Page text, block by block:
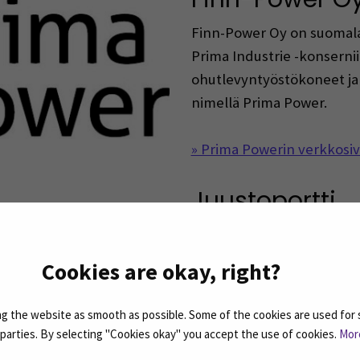
Cookies are okay, right?
the website as smooth as possible. Some of the cookies are used
By selecting "Cookies okay" you accept the use of cookies.
Finn-Power Oy on
Prima Industrie -
ohutlevyntyöstökoneet
nimellä Prima Power.
» Prima Powerin
Juustoportti
meijeri- ja
sekä ruokatuotteita